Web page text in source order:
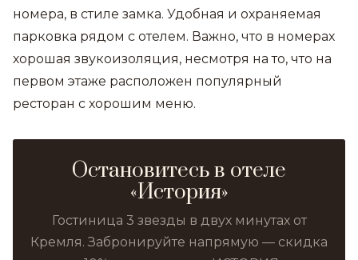
номера, в стиле замка. Удобная и охраняемая
парковка рядом с отелем. Важно, что в номерах
хорошая звукоизоляция, несмотря на то, что на
первом этаже расположен популярный
ресторан с хорошим меню.
Остановитесь в отеле
«История»
Гостиница 3 звезды в двух минутах от
Кремля. Забронируйте напрямую — скидка